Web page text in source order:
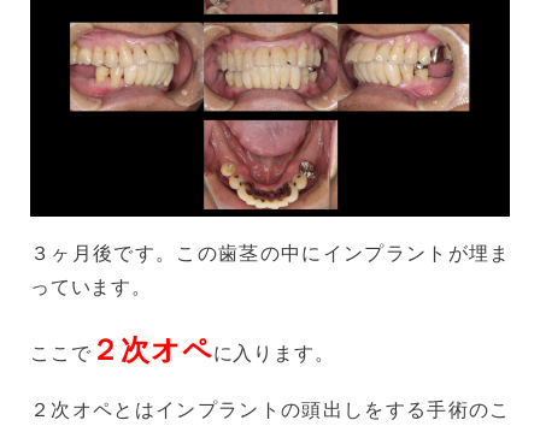
３ヶ月後です。この歯茎の中にインプラントが埋ま
っています。
ここで ２次オペに入ります。
２次オペとはインプラントの頭出しをする手術のこ